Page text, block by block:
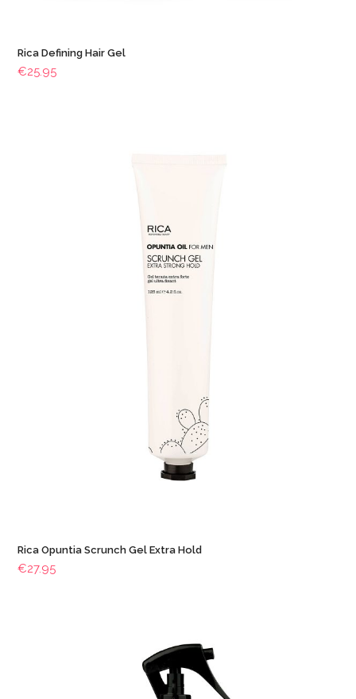
Rica Defining Hair Gel
€25.95
Rica Opuntia Scrunch Gel Extra Hold
€27.95